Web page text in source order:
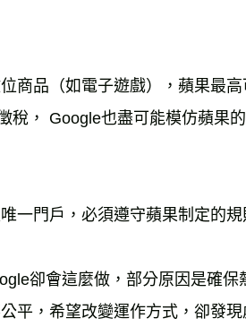
商品（如電子遊戲），蘋果最
稅， Google也盡可能模仿蘋果
一門戶，必須遵守蘋果制定的規
卻會這麼做，部分原因是確保
平，希望改變運作方式，卻發現